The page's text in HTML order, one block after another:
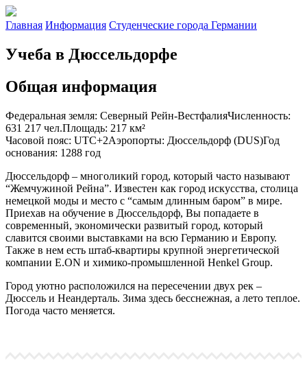
Главная Информация Студенческие города Германии
Учеба в Дюссельдорфе
Общая информация
Федеральная земля: Северный Рейн-ВестфалияЧисленность:
631 217 чел.Площадь: 217 км²
Часовой пояс: UTC+2Аэропорты: Дюссельдорф (DUS)Год
основания: 1288 год
Дюссельдорф – многоликий город, который часто называют
“Жемчужиной Рейна”. Известен как город искусства, столица
немецкой моды и место с “самым длинным баром” в мире.
Приехав на обучение в Дюссельдорф, Вы попадаете в
современный, экономически развитый город, который
славится своими выставками на всю Германию и Европу.
Также в нем есть штаб-квартиры крупной энергетической
компании E.ON и химико-промышленной Henkel Group.
Город уютно расположился на пересечении двух рек –
Дюссель и Неандерталь. Зима здесь бесснежная, а лето теплое.
Погода часто меняется.